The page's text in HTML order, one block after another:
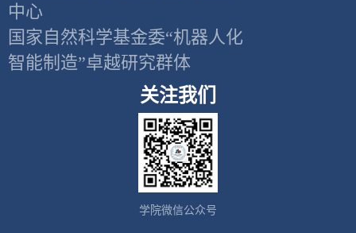
中心
国家自然科学基金委“机器人化
智能制造”卓越研究群体
关注我们
学院微信公众号